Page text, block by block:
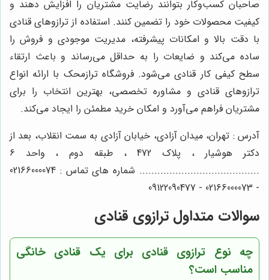
صاحبان کسب‌وکار بتوانند رضایت مشتریان را افزایش دهند و
کیفیت محصولات خود را تضمین کنند. استفاده از ترازوهای قنادی
با دقت بالا و امکانات پیشرفته، مدیریت موجودی و فروش را
ساده می‌کند و ضایعات را به حداقل می‌رساند و باعث ارتقاء
سطح کیفی کار قنادی می‌شود. فروشگاه ترازمحک با ارائه انواع
ترازوهای قنادی و مشاوره تخصصی، بهترین انتخاب را برای
مشتریان فراهم می‌آورد و امکان خرید مطمئن را ایجاد می‌کند.
آدرس : تهران، میدان آزادی، خیابان آزادی به سمت انقلاب، بعد از
دکتر هوشیار ، پلاک 472 ، طبقه دوم ، واحد 6
........................................ شماره های تماس : 02166000074
- 02166000073 - 09122090477
سوالات متداول ترازوی قنادی
چه نوع ترازوی قنادی برای یک قنادی خانگی
مناسب است؟